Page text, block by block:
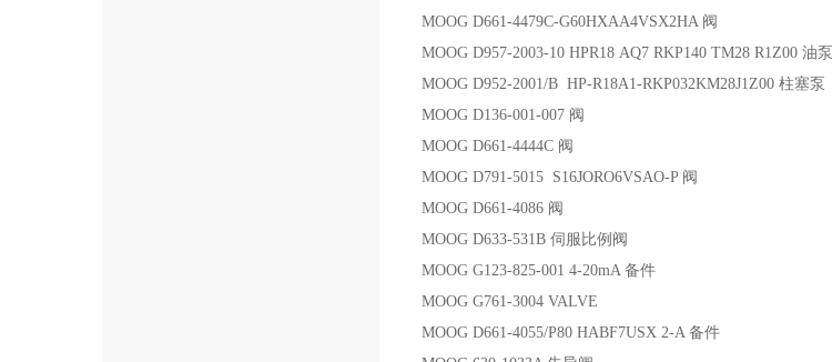
MOOG D661-4479C-G60HXAA4VSX2HA 阀
MOOG D957-2003-10 HPR18 AQ7 RKP140 TM28 R1Z00 油泵
MOOG D952-2001/B HP-R18A1-RKP032KM28J1Z00 柱塞泵
MOOG D136-001-007 阀
MOOG D661-4444C 阀
MOOG D791-5015 S16JORO6VSAO-P 阀
MOOG D661-4086 阀
MOOG D633-531B 伺服比例阀
MOOG G123-825-001 4-20mA 备件
MOOG G761-3004 VALVE
MOOG D661-4055/P80 HABF7USX 2-A 备件